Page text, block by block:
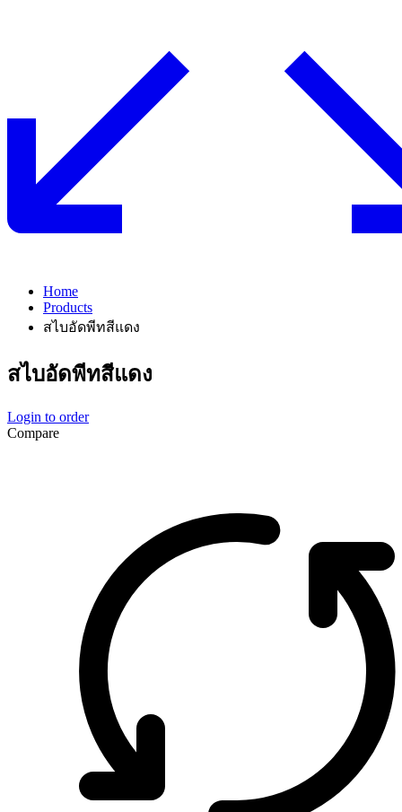
Home
Products
สไบอัดพีทสีแดง
สไบอัดพีทสีแดง
Login to order
Compare